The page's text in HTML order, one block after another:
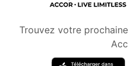
Trouvez votre